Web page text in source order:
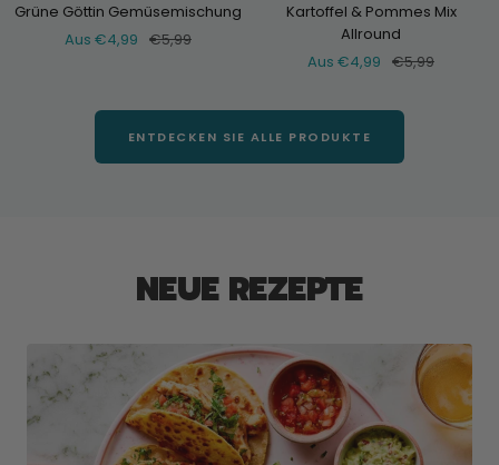
Grüne Göttin Gemüsemischung
Verkaufspreis
Aus €4,99 Normaler
€5,99
Kartoffel & Pommes Mix
Allround
Verkaufspreis
Aus €4,99 Normaler
€5,99
ENTDECKEN SIE ALLE PRODUKTE
NEUE REZEPTE